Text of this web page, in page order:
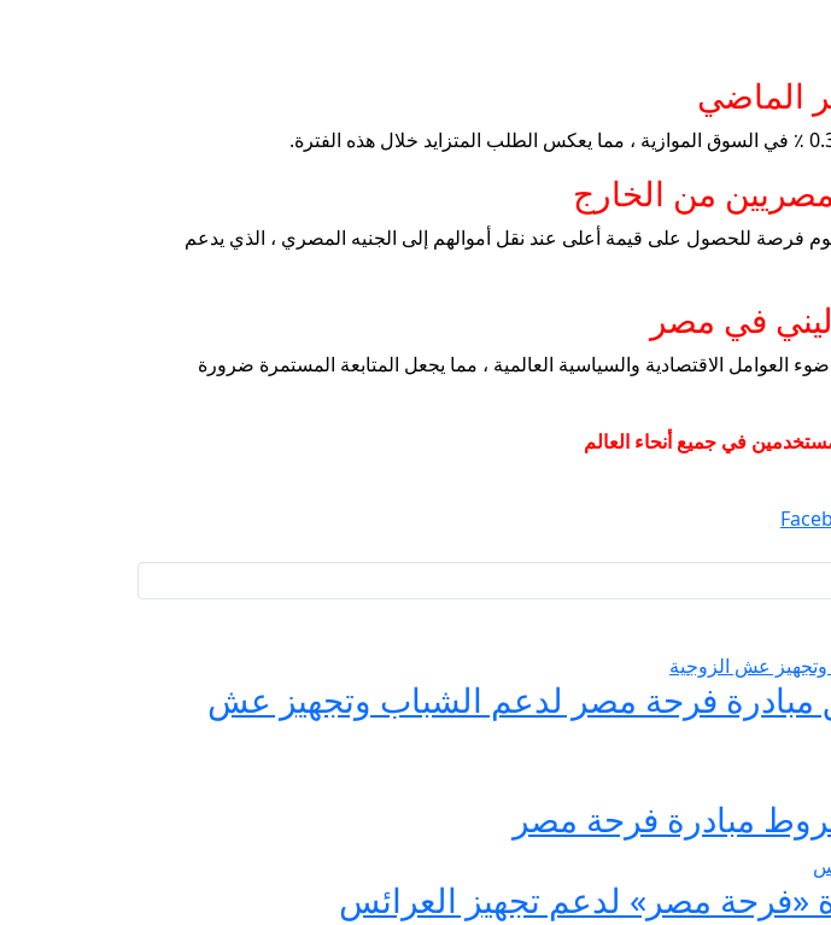
الماضي
من الخارج
فرصة للحصول على قيمة أعلى عند نقل أموالهم إلى الجنيه المصري ، الذي يدعم
في مصر
الاقتصادية والسياسية العالمية ، مما يجعل المتابعة المستمرة ضرورة
التضامن تطلق مبادرة فرحة مصر لدعم الشباب وتجهيز عش